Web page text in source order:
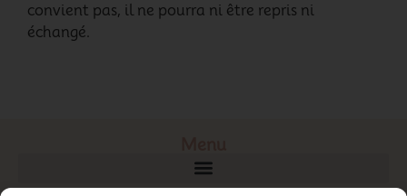
convient pas, il ne pourra ni être repris ni
échangé.